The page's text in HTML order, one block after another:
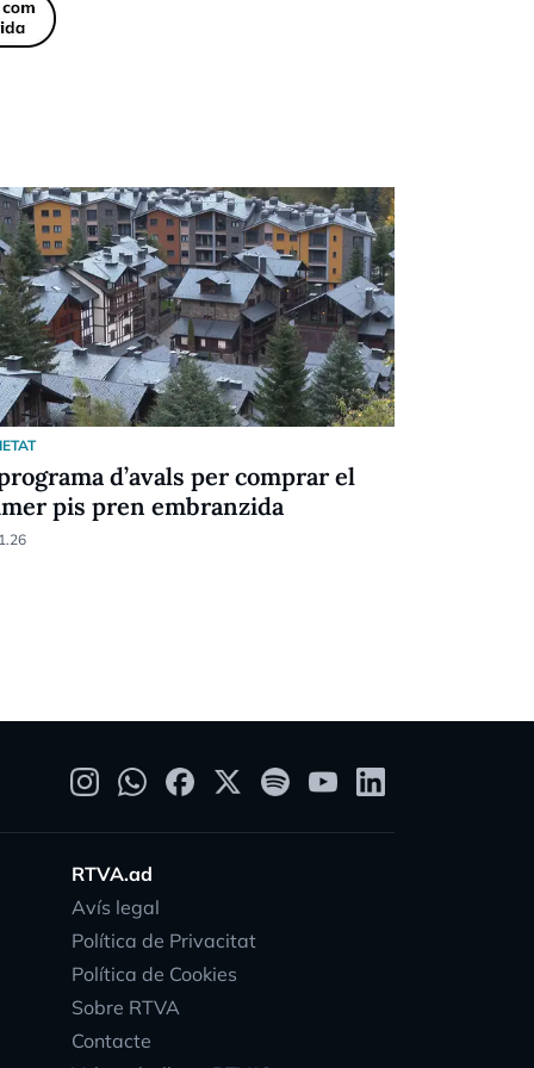
d’avals per comprar el
pis pren embranzida
RTVA.ad
Avís legal
Política de Privacitat
Política de Cookies
Sobre RTVA
Contacte